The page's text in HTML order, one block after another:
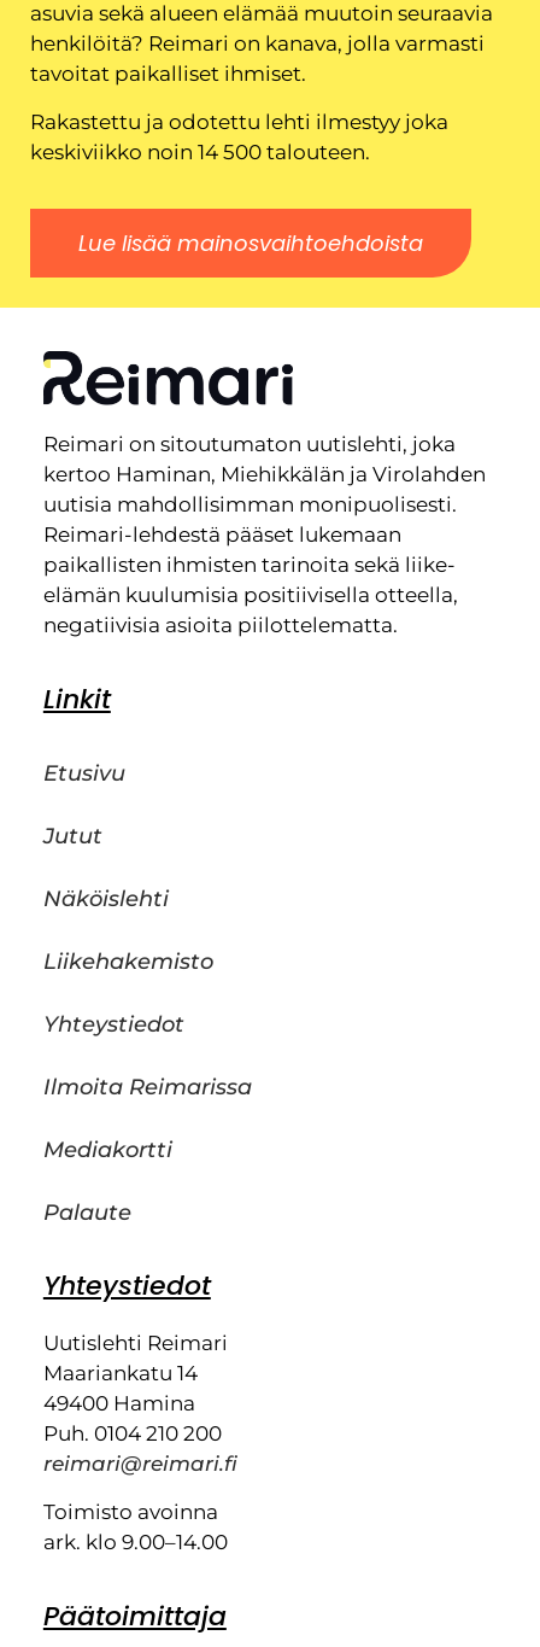
asuvia sekä alueen elämää muutoin seuraavia
henkilöitä? Reimari on kanava, jolla varmasti
tavoitat paikalliset ihmiset.
Rakastettu ja odotettu lehti ilmestyy joka
keskiviikko noin 14 500 talouteen.
Lue lisää mainosvaihtoehdoista
Reimari on sitoutumaton uutislehti, joka
kertoo Haminan, Miehikkälän ja Virolahden
uutisia mahdollisimman monipuolisesti.
Reimari-lehdestä pääset lukemaan
paikallisten ihmisten tarinoita sekä liike-
elämän kuulumisia positiivisella otteella,
negatiivisia asioita piilottelematta.
Linkit
Etusivu
Jutut
Näköislehti
Liikehakemisto
Yhteystiedot
Ilmoita Reimarissa
Mediakortti
Palaute
Yhteystiedot
Uutislehti Reimari
Maariankatu 14
49400 Hamina
Puh. 0104 210 200
reimari@reimari.fi
Toimisto avoinna
ark. klo 9.00–14.00
Päätoimittaja